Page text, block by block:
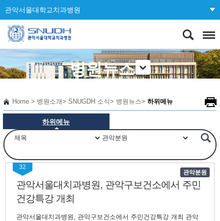
관악서울대학교치과병원
병원뉴스
Home> 병원소개 > SNUGDH 소식> 병원뉴스> 하위메뉴
하위메뉴
32
관악분원
관악서울대치과병원, 관악구보건소에서 주민
건강특강 개최
관악서울대치과병원, 관악구보건소에서 주민건강특강 개최 관악